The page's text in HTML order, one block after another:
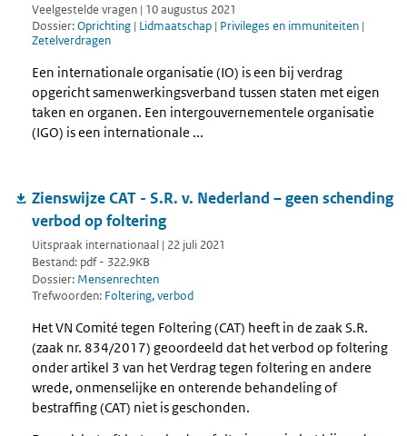
Veelgestelde vragen | 10 augustus 2021
Dossier:Oprichting | Lidmaatschap | Privileges en immuniteiten |
Zetelverdragen
Een internationale organisatie (IO) is een bij verdrag
opgericht samenwerkingsverband tussen staten met eigen
taken en organen. Een intergouvernementele organisatie
(IGO) is een internationale ...
Zienswijze CAT - S.R. v. Nederland – geen schending
verbod op foltering
Uitspraak internationaal | 22 juli 2021
Bestand: pdf - 322.9KB
Dossier: Mensenrechten
Trefwoorden: Foltering, verbod
Het VN Comité tegen Foltering (CAT) heeft in de zaak S.R.
(zaak nr. 834/2017) geoordeeld dat het verbod op foltering
onder artikel 3 van het Verdrag tegen foltering en andere
wrede, onmenselijke en onterende behandeling of
bestraffing (CAT) niet is geschonden.